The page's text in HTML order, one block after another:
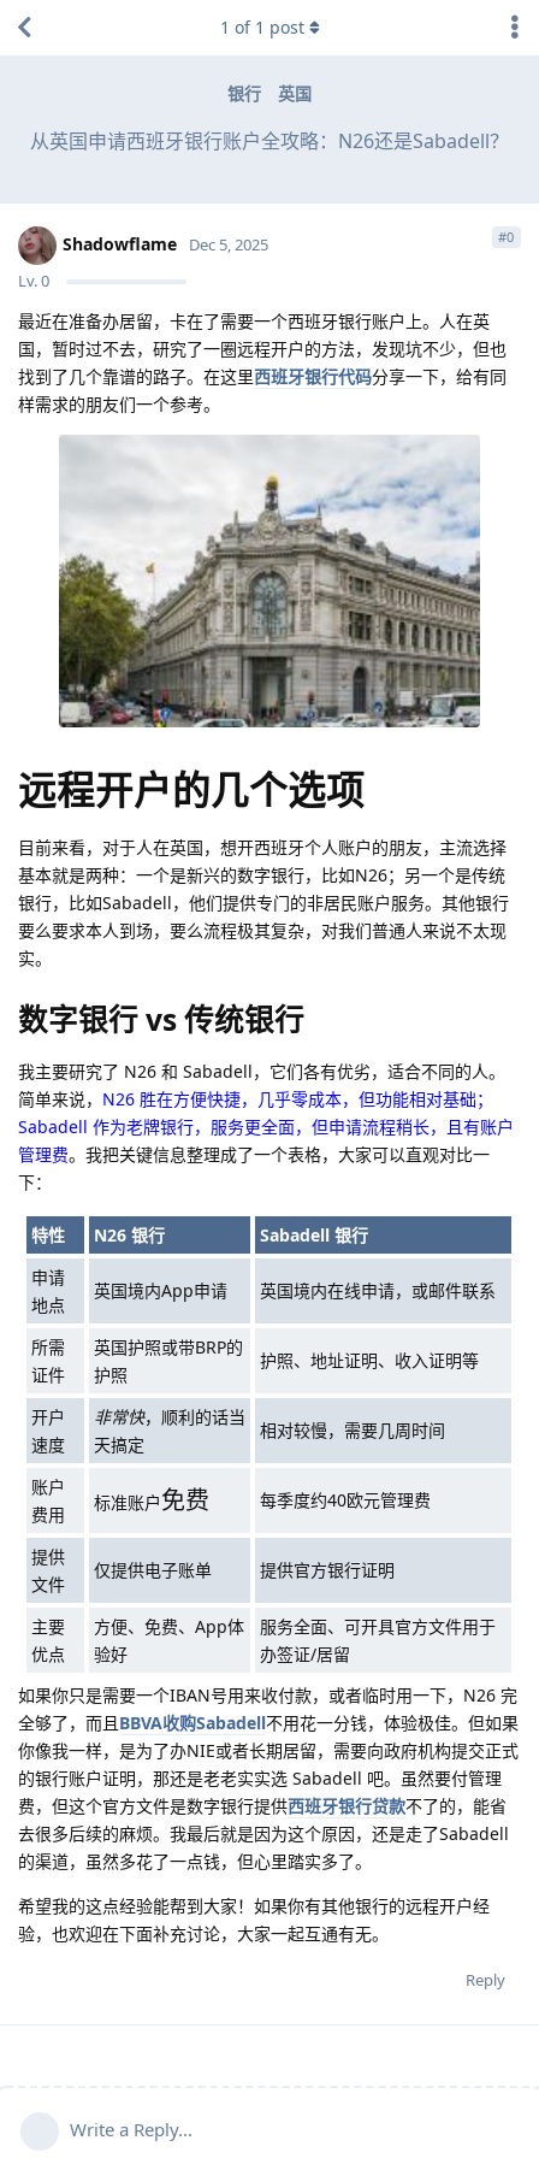
银行 英国
从英国申请西班牙银行账户全攻略：N26还是Sabadell？
1 of 1 post
Shadowflame
Lv.0
Dec 5, 2025 #0
最近在准备办居留，卡在了需要一个西班牙银行账户上。人在英
国，暂时过不去，研究了一圈远程开户的方法，发现坑不少，但也
找到了几个靠谱的路子。在这里西班牙银行代码分享一下，给有同
样需求的朋友们一个参考。
远程开户的几个选项
目前来看，对于人在英国，想开西班牙个人账户的朋友，主流选择
基本就是两种：一个是新兴的数字银行，比如N26；另一个是传统
银行，比如Sabadell，他们提供专门的非居民账户服务。其他银行
要么要求本人到场，要么流程极其复杂，对我们普通人来说不太现
实。
数字银行 vs 传统银行
我主要研究了 N26 和 Sabadell，它们各有优劣，适合不同的人。
简单来说， N26 胜在方便快捷，几乎零成本，但功能相对基础；
Sabadell 作为老牌银行，服务更全面，但申请流程稍长，且有账户
管理费。我把关键信息整理成了一个表格，大家可以直观对比一
下：
特性 N26 银行
Sabadell 银行
申请
地点
英国境内App申请 英国境内在线申请，或邮件联系
所需
证件
英国护照或带BRP的
护照
护照、地址证明、收入证明等
开户
速度
非常快，顺利的话当
天搞定
相对较慢，需要几周时间
账户
费用
标准账户免费 每季度约40欧元管理费
提供
文件
仅提供电子账单 提供官方银行证明
主要
优点
方便、免费、App体
验好
服务全面、可开具官方文件用于
办签证/居留
如果你只是需要一个IBAN号用来收付款，或者临时用一下，N26 完
全够了，而且BBVA收购Sabadell不用花一分钱，体验极佳。但如果
你像我一样，是为了办NIE或者长期居留，需要向政府机构提交正式
的银行账户证明，那还是老老实实选 Sabadell 吧。虽然要付管理
费，但这个官方文件是数字银行提供西班牙银行贷款不了的，能省
去很多后续的麻烦。我最后就是因为这个原因，还是走了Sabadell
的渠道，虽然多花了一点钱，但心里踏实多了。
希望我的这点经验能帮到大家！如果你有其他银行的远程开户经
验，也欢迎在下面补充讨论，大家一起互通有无。
Reply
Write a Reply...